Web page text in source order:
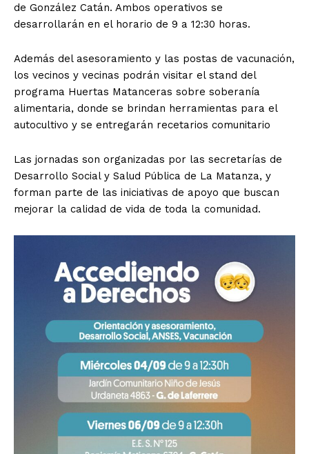
de González Catán. Ambos operativos se
desarrollarán en el horario de 9 a 12:30 horas.
Además del asesoramiento y las postas de vacunación,
los vecinos y vecinas podrán visitar el stand del
programa Huertas Matanceras sobre soberanía
alimentaria, donde se brindan herramientas para el
autocultivo y se entregarán recetarios comunitario
Las jornadas son organizadas por las secretarías de
Desarrollo Social y Salud Pública de La Matanza, y
forman parte de las iniciativas de apoyo que buscan
mejorar la calidad de vida de toda la comunidad.